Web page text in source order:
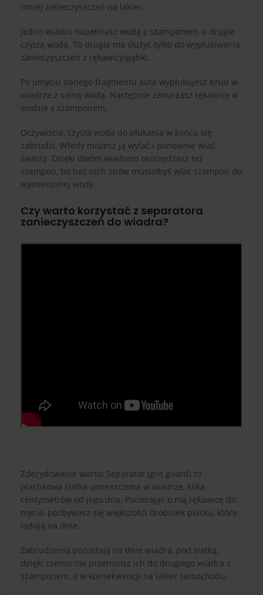
mniej zanieczyszczeń na lakier.
Jedno wiadro napełniasz wodą z szamponem, a drugie
czystą wodą. To drugie ma służyć tylko do wypłukiwania
zanieczyszczeń z rękawicy/gąbki.
Po umyciu danego fragmentu auta wypłukujesz brud w
wiadrze z samą wodą. Następnie zanurzasz rękawicę w
wodzie z szamponem.
Oczywiście, czysta woda do płukania w końcu się
zabrudzi. Wtedy możesz ją wylać i ponownie wlać
świeżą. Dzięki dwóm wiadrom oszczędzasz też
szampon, bo bez nich znów musiałbyś wlać szampon do
wymienionej wody.
Czy warto korzystać z separatora
zanieczyszczeń do wiadra?
Zdecydowanie warto! Separator (grit guard) to
plastikowa siatka umieszczona w wiadrze, kilka
centymetrów od jego dna. Pocierając o nią rękawicę do
mycia, pozbywasz się większości drobinek piasku, które
lądują na dnie.
Zabrudzenia pozostają na dnie wiadra, pod siatką,
dzięki czemu nie przenosisz ich do drugiego wiadra z
szamponem, a w konsekwencji na lakier samochodu.